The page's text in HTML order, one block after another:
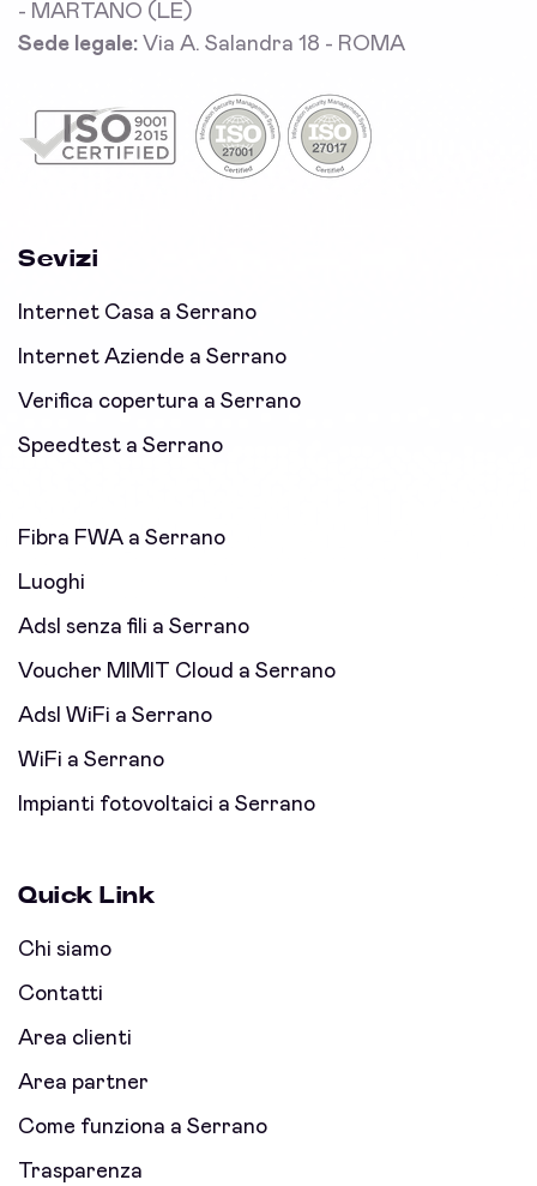
- MARTANO (LE)
Sede legale: Via A. Salandra 18 - ROMA
Sevizi
Internet Casa a Serrano
Internet Aziende a Serrano
Verifica copertura a Serrano
Speedtest a Serrano
Fibra FWA a Serrano
Luoghi
Adsl senza fili a Serrano
Voucher MIMIT Cloud a Serrano
Adsl WiFi a Serrano
WiFi a Serrano
Impianti fotovoltaici a Serrano
Quick Link
Chi siamo
Contatti
Area clienti
Area partner
Come funziona a Serrano
Trasparenza